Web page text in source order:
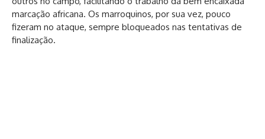
marcação africana. Os marroquinos, por sua vez, pouco
fizeram no ataque, sempre bloqueados nas tentativas de
finalização.